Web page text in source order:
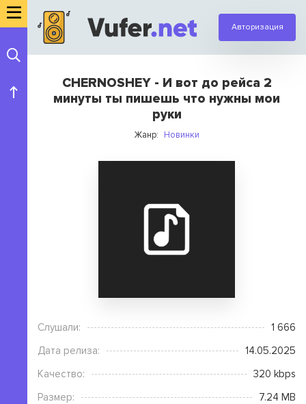
Авторизация
CHERNOSHEY - И вот до рейса 2
минуты ты пишешь что нужны мои
руки
Жанр: Новинки
Слушали:
1 666
Дата релиза:
14.05.2025
Качество:
320 kbps
Размер:
7.24 MB